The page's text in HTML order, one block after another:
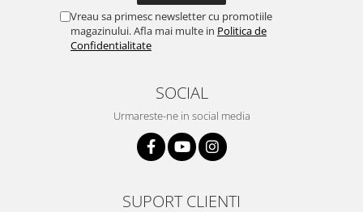
Vreau sa primesc newsletter cu promotiile
magazinului. Afla mai multe in Politica de
Confidentialitate
SOCIAL
Urmareste-ne in social media
SUPORT CLIENTI